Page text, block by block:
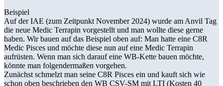
Beispiel
Auf der IAE (zum Zeitpunkt November 2024) wurde am Anvil Tag
die neue Medic Terrapin vorgestellt und man wollte diese gerne
haben. Wir bauen auf das Beispiel oben auf: Man hatte eine C8R
Medic Pisces und möchte diese nun auf eine Medic Terrapin
aufrüsten. Wenn man sich darauf eine WB-Kette bauen möchte,
könnte man folgendermaßen vorgehen.
Zunächst schmelzt man seine C8R Pisces ein und kauft sich wie
schon oben beschrieben den WB CSV-SM mit LTI (Kosten 40